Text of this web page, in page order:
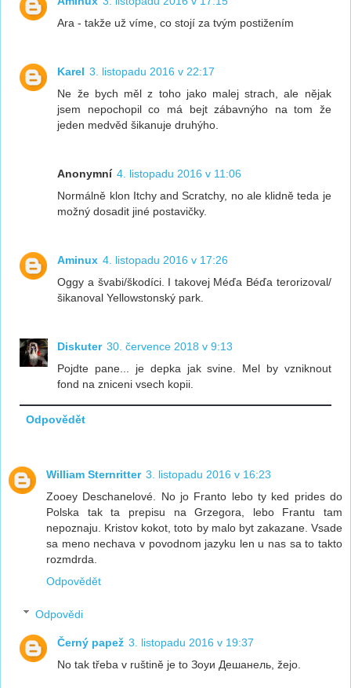
Ara - takže už víme, co stojí za tvým postižením
Karel 3. listopadu 2016 v 22:17
Ne že bych měl z toho jako malej strach, ale nějak
jsem nepochopil co má bejt zábavnýho na tom že
jeden medvěd šikanuje druhýho.
Anonymní 4. listopadu 2016 v 11:06
Normálně klon Itchy and Scratchy, no ale klidně teda je
možný dosadit jiné postavičky.
Aminux 4. listopadu 2016 v 17:26
Oggy a švabi/škodíci. I takovej Méďa Béďa terorizoval/
šikanoval Yellowstonský park.
Diskuter 30. července 2018 v 9:13
Pojdte pane... je depka jak svine. Mel by vzniknout
fond na zniceni vsech kopii.
Odpovědět
William Sternritter 3. listopadu 2016 v 16:23
Zooey Deschanelové. No jo Franto lebo ty ked prides do
Polska tak ta prepisu na Grzegora, lebo Frantu tam
nepoznaju. Kristov kokot, toto by malo byt zakazane. Vsade
sa meno nechava v povodnom jazyku len u nas sa to takto
rozmdrda.
Odpovědět
Odpovědi
Černý papež 3. listopadu 2016 v 19:37
No tak třeba v ruštině je to Зоуи Дешанель, žejo.